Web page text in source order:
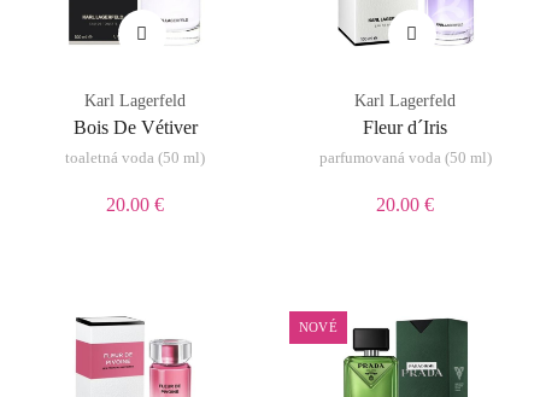
Karl Lagerfeld
Bois De Vétiver
toaletná voda (50 ml)
20.00 €
Karl Lagerfeld
Fleur d´Iris
parfumovaná voda (50 ml)
20.00 €
NOVÉ